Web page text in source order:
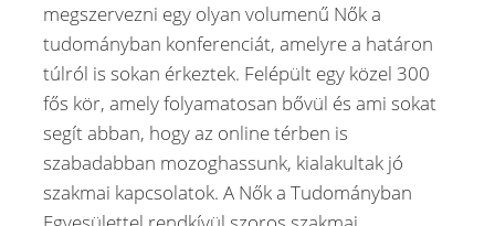
megszervezni egy olyan volumenű Nők a
tudományban konferenciát, amelyre a határon
túlról is sokan érkeztek. Felépült egy közel 300
fős kör, amely folyamatosan bővül és ami sokat
segít abban, hogy az online térben is
szabadabban mozoghassunk, kialakultak jó
szakmai kapcsolatok. A Nők a Tudományban